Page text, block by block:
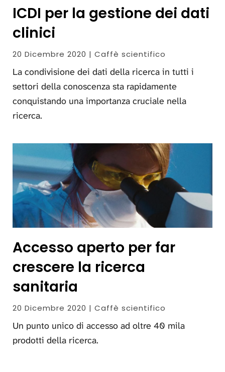
ICDI per la gestione dei dati
clinici
20 Dicembre 2020 | Caffè scientifico
La condivisione dei dati della ricerca in tutti i
settori della conoscenza sta rapidamente
conquistando una importanza cruciale nella
ricerca.
Accesso aperto per far
crescere la ricerca
sanitaria
20 Dicembre 2020 | Caffè scientifico
Un punto unico di accesso ad oltre 40 mila
prodotti della ricerca.